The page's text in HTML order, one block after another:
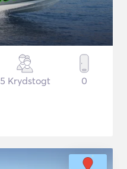
5 Krydstogt 0